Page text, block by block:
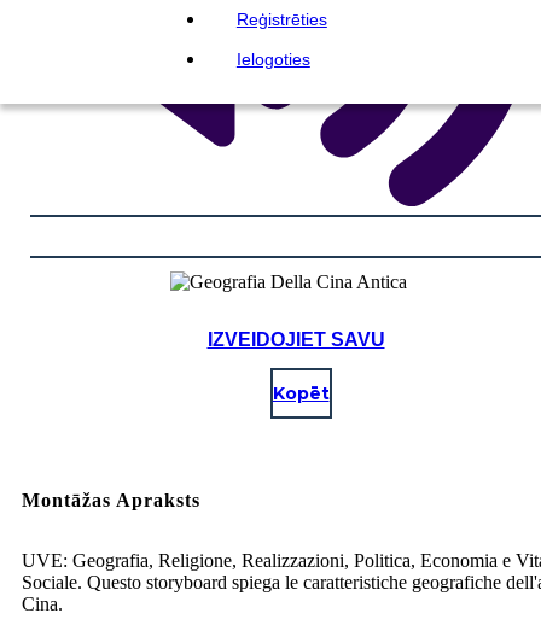
Reģistrēties
Ielogoties
IZVEIDOJIET SAVU
Kopēt
Montāžas Apraksts
UVE: Geografia, Religione, Realizzazioni, Politica, Economia e
Sociale. Questo storyboard spiega le caratteristiche geografiche
Cina.